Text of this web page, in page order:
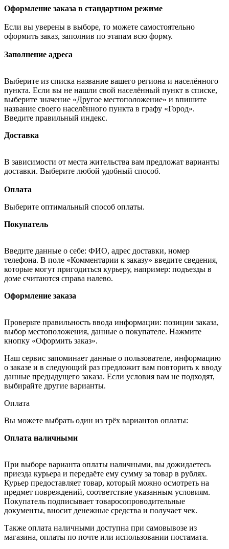
Оформление заказа в стандартном режиме
Если вы уверены в выборе, то можете самостоятельно
оформить заказ, заполнив по этапам всю форму.
Заполнение адреса
Выберите из списка название вашего региона и населённого
пункта. Если вы не нашли свой населённый пункт в списке,
выберите значение «Другое местоположение» и впишите
название своего населённого пункта в графу «Город».
Введите правильный индекс.
Доставка
В зависимости от места жительства вам предложат варианты
доставки. Выберите любой удобный способ.
Оплата
Выберите оптимальный способ оплаты.
Покупатель
Введите данные о себе: ФИО, адрес доставки, номер
телефона. В поле «Комментарии к заказу» введите сведения,
которые могут пригодиться курьеру, например: подъезды в
доме считаются справа налево.
Оформление заказа
Проверьте правильность ввода информации: позиции заказа,
выбор местоположения, данные о покупателе. Нажмите
кнопку «Оформить заказ».
Наш сервис запоминает данные о пользователе, информацию
о заказе и в следующий раз предложит вам повторить к вводу
данные предыдущего заказа. Если условия вам не подходят,
выбирайте другие варианты.
Оплата
Вы можете выбрать один из трёх вариантов оплаты:
Оплата наличными
При выборе варианта оплаты наличными, вы дожидаетесь
приезда курьера и передаёте ему сумму за товар в рублях.
Курьер предоставляет товар, который можно осмотреть на
предмет повреждений, соответствие указанным условиям.
Покупатель подписывает товаросопроводительные
документы, вносит денежные средства и получает чек.
Также оплата наличными доступна при самовывозе из
магазина, оплаты по почте или использовании постамата.